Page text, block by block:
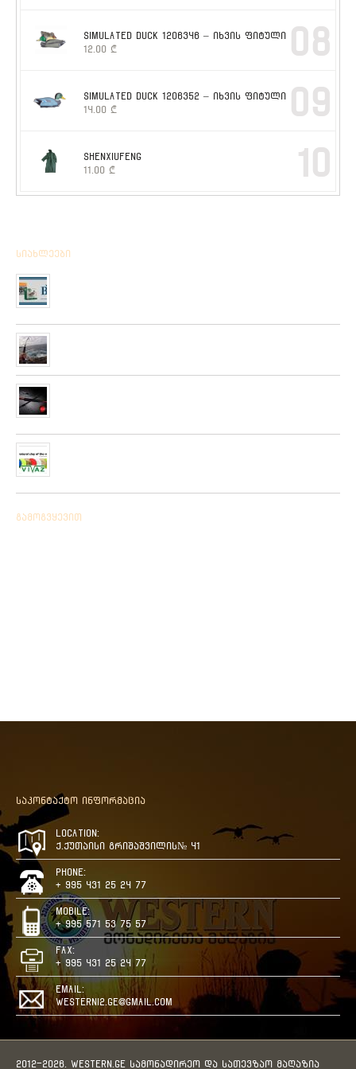
SIMULATED DUCK 1206346 – იხვის ფიტული
12.00 ₾ 08
SIMULATED DUCK 1206352 – იხვის ფიტული
14.00 ₾ 09
SHENXIUFENG
11.00 ₾ 10
სიახლეები
გამოგვყევით
საკონტაქტო ინფორმაცია
Location:
ქ.ქუთაისი გრიშაშვილის№ 41
Phone:
+ 995 431 25 24 77
Mobile:
+ 995 571 53 75 57
Fax:
+ 995 431 25 24 77
Email:
westerni2.ge@gmail.com
2012-2026. WESTERN.GE სამონადირეო და სათევზაო მაღაზია